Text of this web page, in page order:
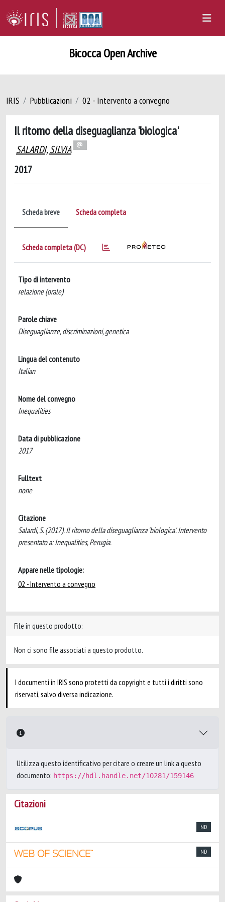
Bicocca Open Archive
IRIS Pubblicazioni 02 - Intervento a convegno
Il ritorno della diseguaglianza 'biologica'
SALARDI, SILVIA
2017
Scheda breve Scheda completa
Scheda completa (DC)
Tipo di intervento
relazione (orale)
Parole chiave
Diseguaglianze, discriminazioni, genetica
Lingua del contenuto
Italian
Nome del convegno
Inequalities
Data di pubblicazione
2017
Fulltext
none
Citazione
Salardi, S. (2017). Il ritorno della diseguaglianza 'biologica'. Intervento
presentato a: Inequalities, Perugia.
Appare nelle tipologie:
02 - Intervento a convegno
File in questo prodotto:
Non ci sono file associati a questo prodotto.
I documenti in IRIS sono protetti da copyright e tutti i diritti sono
riservati, salvo diversa indicazione.
Utilizza questo identificativo per citare o creare un link a questo
documento: https://hdl.handle.net/10281/159146
Citazioni
ND
ND